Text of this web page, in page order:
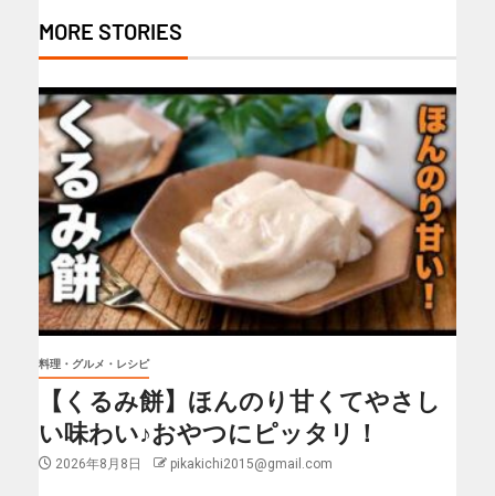
MORE STORIES
料理・グルメ・レシピ
【くるみ餅】ほんのり甘くてやさし
い味わい♪おやつにピッタリ！
2026年8月8日 pikakichi2015@gmail.com